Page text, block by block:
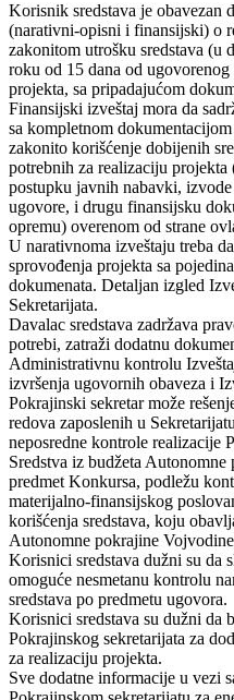
Korisnik sredstava je obavezan
(narativni-opisni i finansijski) o
zakonitom utrošku sredstava (u
roku od 15 dana od
projekta, sa pripadajućom
Finansijski izveštaj mora da
sa kompletnom
zakonito korišćenje dobijenih
potrebnih za realizaciju
postupku javnih nabavki,
ugovore, i drugu finansijsku
opremu) overenom od strane
U narativnoma izveštaju treba
sprovođenja projekta sa
dokumenata. Detaljan izgled
Sekretarijata.
Davalac sredstava zadržava
potrebi, zatraži dodatnu
Administrativnu kontrolu
izvršenja ugovornih obaveza i
Pokrajinski sekretar može
redova zaposlenih u
neposredne kontrole realizacije
Sredstva iz budžeta
predmet Konkursa, podležu
materijalno-finansijskog
korišćenja sredstava, koju
Autonomne pokrajine
Korisnici sredstava dužni su da
omoguće nesmetanu kontrolu
sredstava po predmetu ugovora.
Korisnici sredstava su dužni da
Pokrajinskog sekretarijata za
za realizaciju projekta.
Sve dodatne informacije u vezi